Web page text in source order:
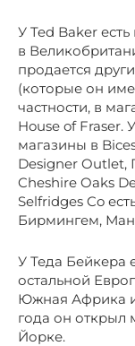
У Ted Baker
в
продается
(которые он
частности, в
House of Fraser.
магазины в
Designer Outlet,
Cheshire Oaks
Selfridges Co
Бирмингем,
У Теда Бейкера
остальной
Южная Африка и
года он открыл
Йорке.